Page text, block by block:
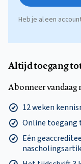
Heb je al een
Altijd toegang
Abonneer vandaag
12 weken
Online
Eén